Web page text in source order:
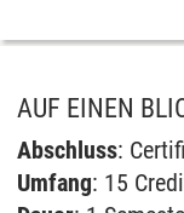
Videos auf
AUF EINEN
Abschluss:
Umfang: 15